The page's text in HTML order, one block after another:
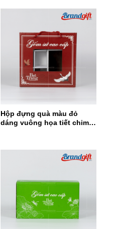
Hộp đựng quà màu đỏ
dáng vuông họa tiết chim